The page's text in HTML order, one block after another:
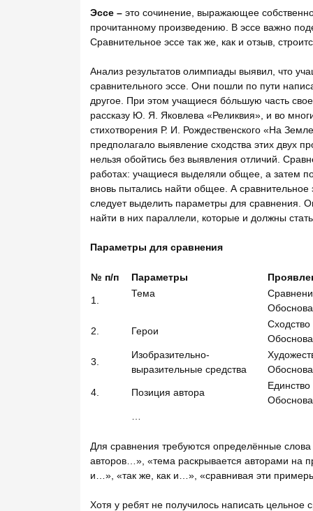
Эссе – это сочинение, выражающее
прочитанному произведению. В эссе важно
Сравнительное эссе так же, как и отзыв,
Анализ результатов олимпиады выявил, что
сравнительного эссе. Они пошли по пути
другое. При этом учащиеся бóльшую часть
рассказу Ю. Я. Яковлева «Реликвия», и во
стихотворения Р. И. Рождественского «На
предполагало выявление сходства этих двух
нельзя обойтись без выявления отличий.
работах: учащиеся выделяли общее, а затем
вновь пытались найти общее. А сравнительное
следует выделить параметры для сравнения.
найти в них параллели, которые и должны
Параметры для сравнения
№ п/п Параметры
1.
Тема
2. Герои
3.
Изобразительно-
выразительные средства
4. Позиция автора
Для сравнения требуются определённые
авторов…», «тема раскрывается авторами на
и…», «так же, как и…», «сравнивая эти
Хотя у ребят не получилось написать цельное